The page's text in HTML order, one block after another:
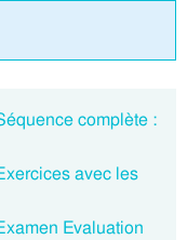
complète :
avec les
Evaluation